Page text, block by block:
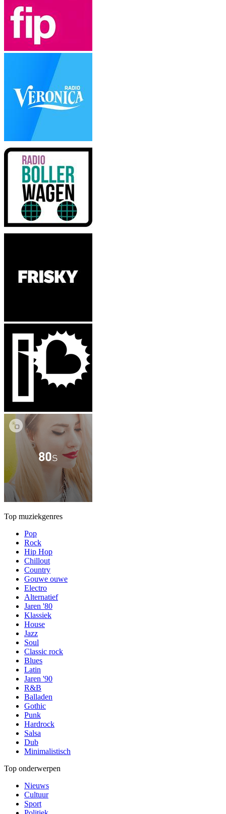
Top muziekgenres
Pop
Rock
Hip Hop
Chillout
Country
Gouwe ouwe
Electro
Alternatief
Jaren '80
Klassiek
House
Jazz
Soul
Classic rock
Blues
Latin
Jaren '90
R&B
Balladen
Gothic
Punk
Hardrock
Salsa
Dub
Minimalistisch
Top onderwerpen
Nieuws
Cultuur
Sport